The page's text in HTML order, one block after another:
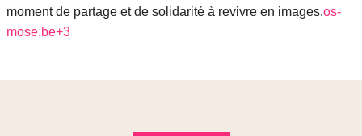
moment de partage et de solidarité à revivre en images.os-
mose.be+3